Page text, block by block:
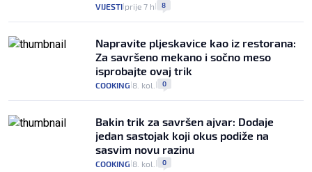
VIJESTI prije 7 h 8
Napravite pljeskavice kao iz restorana:
Za savršeno mekano i sočno meso
isprobajte ovaj trik
COOKING 8. kol. 0
Bakin trik za savršen ajvar: Dodaje
jedan sastojak koji okus podiže na
sasvim novu razinu
COOKING 8. kol. 0